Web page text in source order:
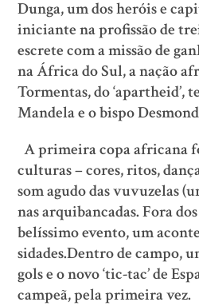
Dunga, um dos heróis e
iniciante na profissão de
escrete com a missão de
na África do Sul, a nação
Tormentas, do ‘apartheid’,
Mandela e o bispo
A primeira copa africana
culturas – cores, ritos,
som agudo das vuvuzelas
nas arquibancadas. Fora
belíssimo evento, um
sidades.Dentro de campo,
gols e o novo ‘tic-tac’ de
campeã, pela primeira vez.